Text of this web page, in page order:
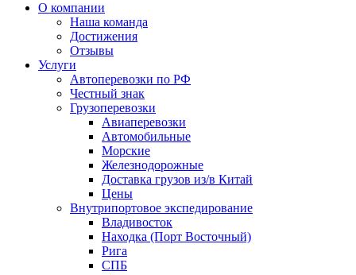
О компании
Наша команда
Достижения
Отзывы
Услуги
Автоперевозки по РФ
Честный знак
Грузоперевозки
Авиаперевозки
Автомобильные
Морские
Железнодорожные
Доставка грузов из/в Китай
Цены
Внутрипортовое экспедирование
Владивосток
Находка (Порт Восточный)
Рига
СПБ